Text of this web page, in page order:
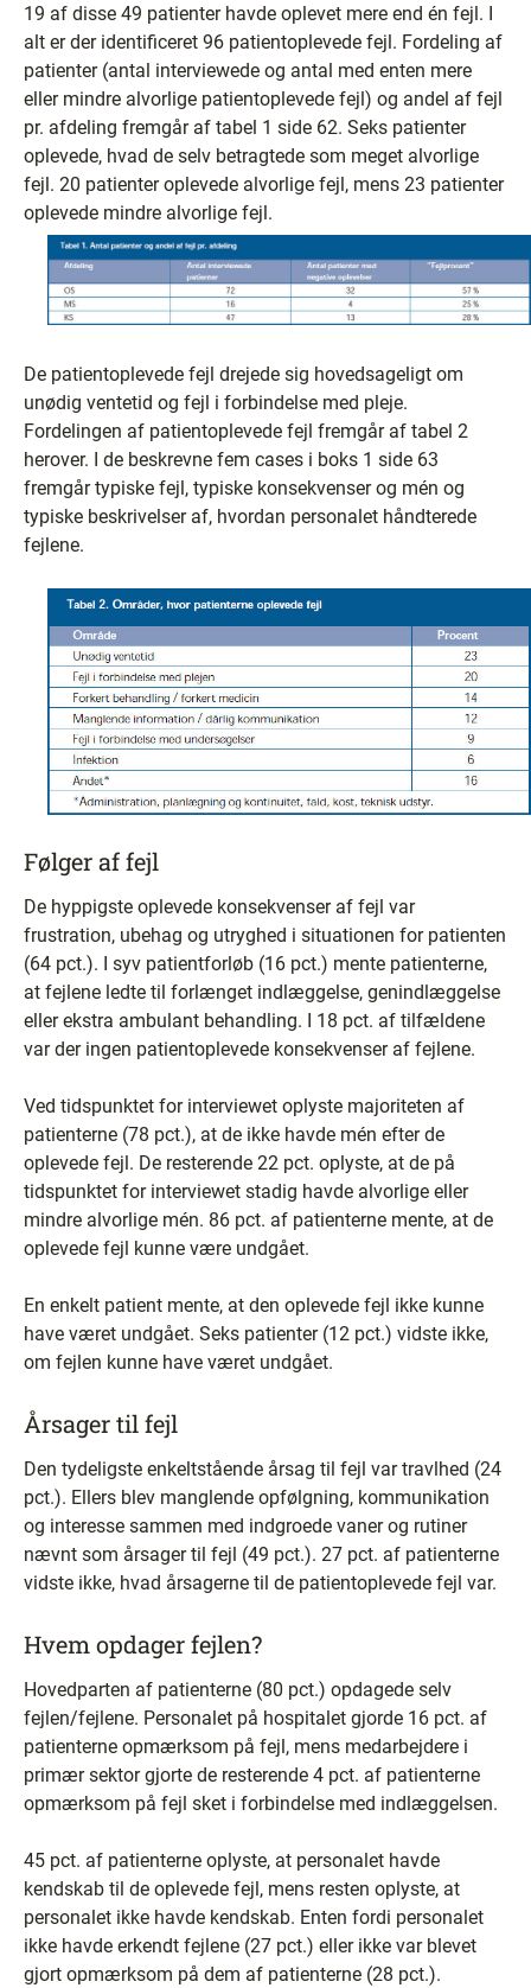
19 af disse 49 patienter havde oplevet mere end én fejl. I
alt er der identificeret 96 patientoplevede fejl. Fordeling af
patienter (antal interviewede og antal med enten mere
eller mindre alvorlige patientoplevede fejl) og andel af fejl
pr. afdeling fremgår af tabel 1 side 62. Seks patienter
oplevede, hvad de selv betragtede som meget alvorlige
fejl. 20 patienter oplevede alvorlige fejl, mens 23 patienter
oplevede mindre alvorlige fejl.
De patientoplevede fejl drejede sig hovedsageligt om
unødig ventetid og fejl i forbindelse med pleje.
Fordelingen af patientoplevede fejl fremgår af tabel 2
herover. I de beskrevne fem cases i boks 1 side 63
fremgår typiske fejl, typiske konsekvenser og mén og
typiske beskrivelser af, hvordan personalet håndterede
fejlene.
Følger af fejl
De hyppigste oplevede konsekvenser af fejl var
frustration, ubehag og utryghed i situationen for patienten
(64 pct.). I syv patientforløb (16 pct.) mente patienterne,
at fejlene ledte til forlænget indlæggelse, genindlæggelse
eller ekstra ambulant behandling. I 18 pct. af tilfældene
var der ingen patientoplevede konsekvenser af fejlene.
Ved tidspunktet for interviewet oplyste majoriteten af
patienterne (78 pct.), at de ikke havde mén efter de
oplevede fejl. De resterende 22 pct. oplyste, at de på
tidspunktet for interviewet stadig havde alvorlige eller
mindre alvorlige mén. 86 pct. af patienterne mente, at de
oplevede fejl kunne være undgået.
En enkelt patient mente, at den oplevede fejl ikke kunne
have været undgået. Seks patienter (12 pct.) vidste ikke,
om fejlen kunne have været undgået.
Årsager til fejl
Den tydeligste enkeltstående årsag til fejl var travlhed (24
pct.). Ellers blev manglende opfølgning, kommunikation
og interesse sammen med indgroede vaner og rutiner
nævnt som årsager til fejl (49 pct.). 27 pct. af patienterne
vidste ikke, hvad årsagerne til de patientoplevede fejl var.
Hvem opdager fejlen?
Hovedparten af patienterne (80 pct.) opdagede selv
fejlen/fejlene. Personalet på hospitalet gjorde 16 pct. af
patienterne opmærksom på fejl, mens medarbejdere i
primær sektor gjorte de resterende 4 pct. af patienterne
opmærksom på fejl sket i forbindelse med indlæggelsen.
45 pct. af patienterne oplyste, at personalet havde
kendskab til de oplevede fejl, mens resten oplyste, at
personalet ikke havde kendskab. Enten fordi personalet
ikke havde erkendt fejlene (27 pct.) eller ikke var blevet
gjort opmærksom på dem af patienterne (28 pct.).